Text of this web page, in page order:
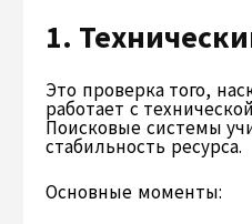
1.
Это проверка того,
работает с
Поисковые системы
стабильность ресурса.
Основные моменты: